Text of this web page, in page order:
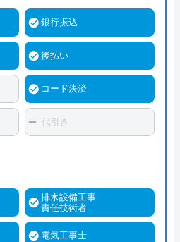
銀行振込
後払い
コード決済
代引き
排水設備工事
責任技術者
電気工事士